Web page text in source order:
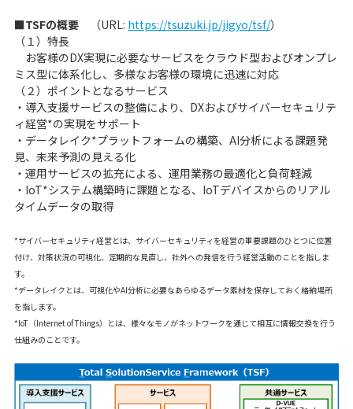
■TSFの概要（URL: https://tsuzuki.jp/jigyo/tsf/）
（１）特長
お客様のDX実現に必要なサービスをクラウド型およびオンプレ
ミス型に体系化し、多様なお客様の環境に迅速に対応
（２）ポイントとなるサービス
・導入支援サービスの整備により、DXおよびサイバーセキュリテ
ィ経営*の実現をサポート
・データレイク*プラットフォームの構築、AI分析による課題発
見、未来予測の見える化
・運用サービスの拡充による、運用業務の最適化と負荷軽減
・IoT*システム構築時に課題となる、IoTデバイスからのリアル
タイムデータの取得
*サイバーセキュリティ経営とは、サイバーセキュリティを経営の重要課題のひとつに位置
付け、対策状況の可視化、定期的な見直し、社外への発信を行う経営活動のことを指しま
す。
*データレイクとは、可視化やAI分析に必要なあらゆるデータ素材を保存しておく格納場所
を指します。
*IoT（Internet of Things）とは、様々なモノがネットワークを通じて相互に情報交換を行う
仕組みのことです。